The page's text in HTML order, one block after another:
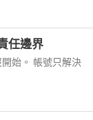
任邊界
始。 帳號只解決